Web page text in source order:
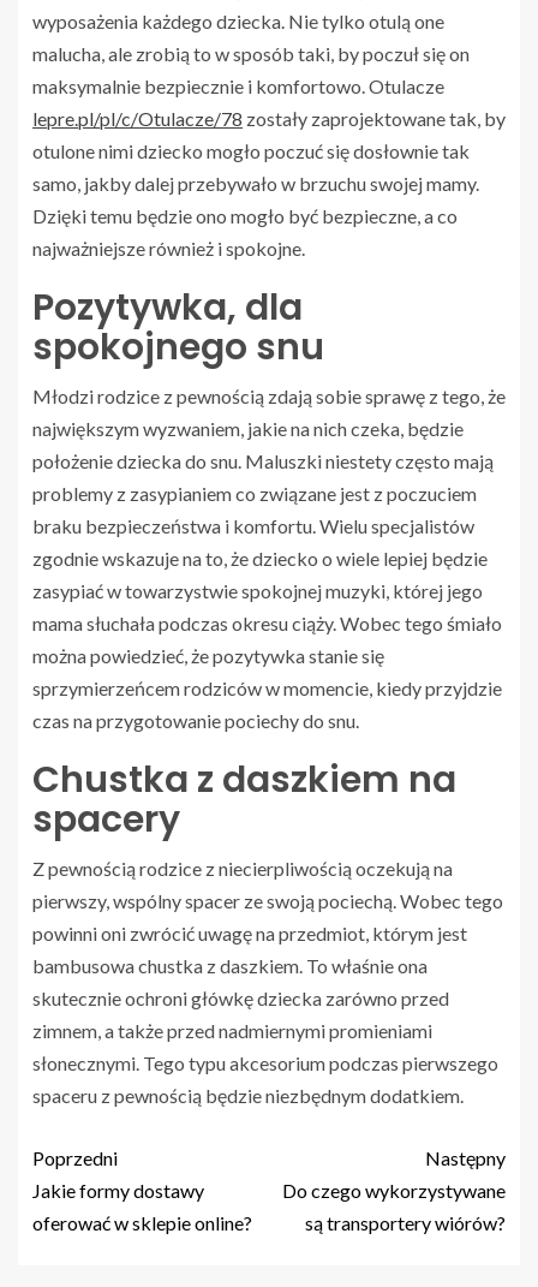
wyposażenia każdego dziecka. Nie tylko otulą one
malucha, ale zrobią to w sposób taki, by poczuł się on
maksymalnie bezpiecznie i komfortowo. Otulacze
lepre.pl/pl/c/Otulacze/78 zostały zaprojektowane tak, by
otulone nimi dziecko mogło poczuć się dosłownie tak
samo, jakby dalej przebywało w brzuchu swojej mamy.
Dzięki temu będzie ono mogło być bezpieczne, a co
najważniejsze również i spokojne.
Pozytywka, dla
spokojnego snu
Młodzi rodzice z pewnością zdają sobie sprawę z tego, że
największym wyzwaniem, jakie na nich czeka, będzie
położenie dziecka do snu. Maluszki niestety często mają
problemy z zasypianiem co związane jest z poczuciem
braku bezpieczeństwa i komfortu. Wielu specjalistów
zgodnie wskazuje na to, że dziecko o wiele lepiej będzie
zasypiać w towarzystwie spokojnej muzyki, której jego
mama słuchała podczas okresu ciąży. Wobec tego śmiało
można powiedzieć, że pozytywka stanie się
sprzymierzeńcem rodziców w momencie, kiedy przyjdzie
czas na przygotowanie pociechy do snu.
Chustka z daszkiem na
spacery
Z pewnością rodzice z niecierpliwością oczekują na
pierwszy, wspólny spacer ze swoją pociechą. Wobec tego
powinni oni zwrócić uwagę na przedmiot, którym jest
bambusowa chustka z daszkiem. To właśnie ona
skutecznie ochroni główkę dziecka zarówno przed
zimnem, a także przed nadmiernymi promieniami
słonecznymi. Tego typu akcesorium podczas pierwszego
spaceru z pewnością będzie niezbędnym dodatkiem.
Poprzedni
Jakie formy dostawy
oferować w sklepie online?
Następny
Do czego wykorzystywane
są transportery wiórów?